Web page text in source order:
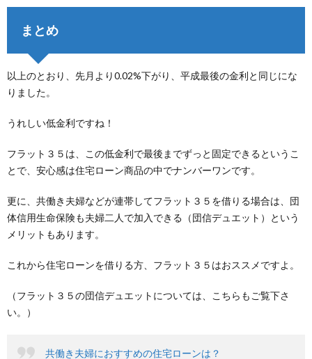
まとめ
以上のとおり、先月より0.02%下がり、平成最後の金利と同じにな
りました。
うれしい低金利ですね！
フラット３５は、この低金利で最後までずっと固定できるというこ
とで、安心感は住宅ローン商品の中でナンバーワンです。
更に、共働き夫婦などが連帯してフラット３５を借りる場合は、団
体信用生命保険も夫婦二人で加入できる（団信デュエット）という
メリットもあります。
これから住宅ローンを借りる方、フラット３５はおススメですよ。
（フラット３５の団信デュエットについては、こちらもご覧下さ
い。）
共働き夫婦におすすめの住宅ローンは？